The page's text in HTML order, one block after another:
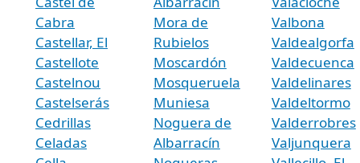
Cabra
Castellar, El
Castellote
Castelnou
Castelserás
Cedrillas
Celadas
Mora de
Rubielos
Moscardón
Mosqueruela
Muniesa
Noguera de
Albarracín
Valbona
Valdealgorfa
Valdecuenca
Valdelinares
Valdeltormo
Valderrobres
Valjunquera